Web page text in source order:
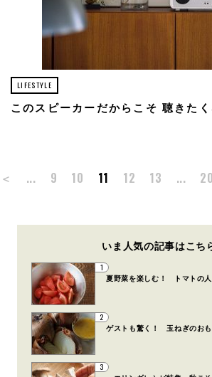
LIFESTYLE
このスピーカーだからこそ 聴きた
＜ ... 9 10 11 12 13 ... 20
いま人気の記事はこち
1
夏野菜を楽しむ！ トマトの人
2
ゲストも驚く！ 玉ねぎのお
3